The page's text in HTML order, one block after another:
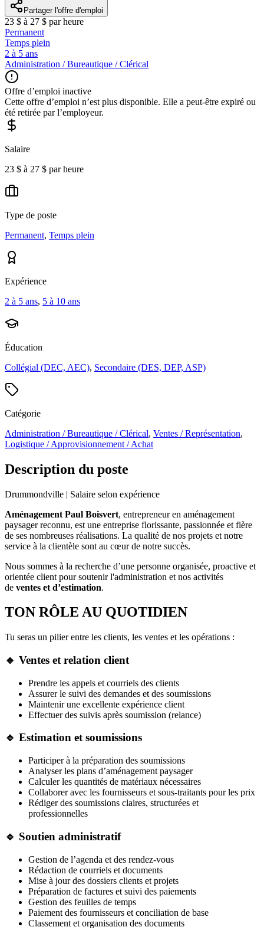
Partager l'offre d'emploi
23 $ à 27 $ par heure
Permanent
Temps plein
2 à 5 ans
Administration / Bureautique / Clérical
Offre d’emploi inactive
Cette offre d’emploi n’est plus disponible. Elle a peut-être expiré ou
été retirée par l’employeur.
Salaire
23 $ à 27 $ par heure
Type de poste
Permanent, Temps plein
Expérience
2 à 5 ans, 5 à 10 ans
Éducation
Collégial (DEC, AEC), Secondaire (DES, DEP, ASP)
Catégorie
Administration / Bureautique / Clérical, Ventes / Représentation,
Logistique / Approvisionnement / Achat
Description du poste
Drummondville | Salaire selon expérience
Aménagement Paul Boisvert, entrepreneur en aménagement
paysager reconnu, est une entreprise florissante, passionnée et fière
de ses nombreuses réalisations. La qualité de nos projets et notre
service à la clientèle sont au cœur de notre succès.
Nous sommes à la recherche d’une personne organisée, proactive et
orientée client pour soutenir l'administration et nos activités
de ventes et d’estimation.
TON RÔLE AU QUOTIDIEN
Tu seras un pilier entre les clients, les ventes et les opérations :
🔹 Ventes et relation client
Prendre les appels et courriels des clients
Assurer le suivi des demandes et des soumissions
Maintenir une excellente expérience client
Effectuer des suivis après soumission (relance)
🔹 Estimation et soumissions
Participer à la préparation des soumissions
Analyser les plans d’aménagement paysager
Calculer les quantités de matériaux nécessaires
Collaborer avec les fournisseurs et sous-traitants pour les prix
Rédiger des soumissions claires, structurées et
professionnelles
🔹 Soutien administratif
Gestion de l’agenda et des rendez-vous
Rédaction de courriels et documents
Mise à jour des dossiers clients et projets
Préparation de factures et suivi des paiements
Gestion des feuilles de temps
Paiement des fournisseurs et conciliation de base
Classement et organisation des documents